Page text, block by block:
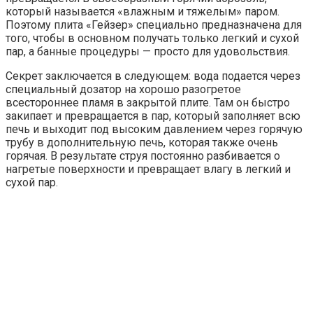
который называется «влажным и тяжелым» паром.
Поэтому плита «Гейзер» специально предназначена для
того, чтобы в основном получать только легкий и сухой
пар, а банные процедуры — просто для удовольствия.
Секрет заключается в следующем: вода подается через
специальный дозатор на хорошо разогретое
всестороннее пламя в закрытой плите. Там он быстро
закипает и превращается в пар, который заполняет всю
печь и выходит под высоким давлением через горячую
трубу в дополнительную печь, которая также очень
горячая. В результате струя постоянно разбивается о
нагретые поверхности и превращает влагу в легкий и
сухой пар.